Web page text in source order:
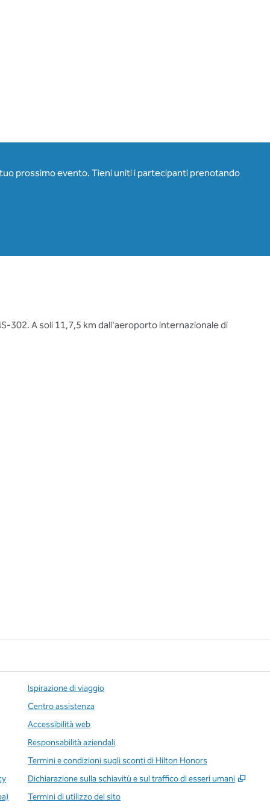
prossimo evento. Tieni uniti i partecipanti prenotando
302. A soli 11,7,5 km dall'aeroporto internazionale di
Ispirazione di viaggio
Centro assistenza
Accessibilità web
Responsabilità aziendali
Termini e condizioni sugli sconti di Hilton Honors
Dichiarazione sulla schiavitù e sul traffico di esseri umani
,
Termini di utilizzo del sito